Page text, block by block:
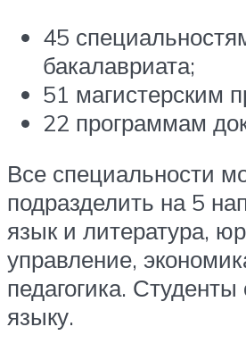
45
бакалавриата;
51 магистерским
22 программам
Все специальности
подразделить на 5
язык и литература,
управление,
педагогика.
языку.